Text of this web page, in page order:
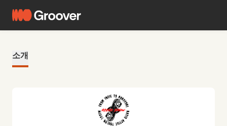
소개